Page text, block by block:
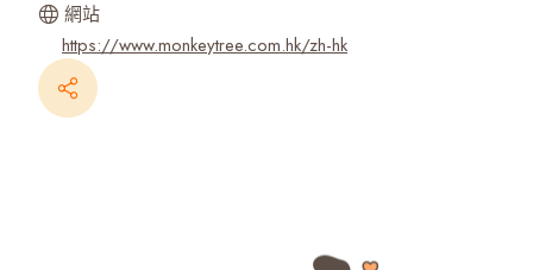
網站
https://www.monkeytree.com.hk/zh-hk